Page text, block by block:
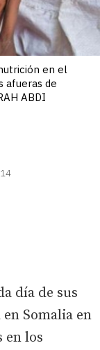
en el
afueras de
ABDI
día de sus
en Somalia en
en los